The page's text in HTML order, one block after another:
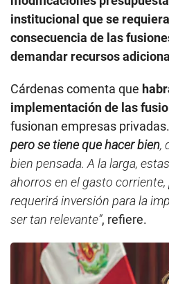
implementación de las
fusionan empresas privadas. “
pero se tiene que hacer bien
ahorros en el gasto corriente,
requerirá inversión para la
ser tan relevante”, refiere.